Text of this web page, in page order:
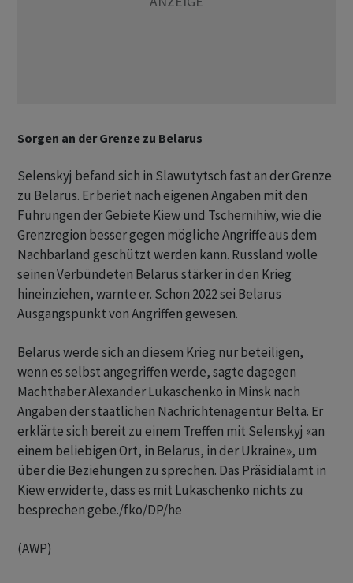
Sorgen an der Grenze zu Belarus
Selenskyj befand sich in Slawutytsch fast an der Grenze
zu Belarus. Er beriet nach eigenen Angaben mit den
Führungen der Gebiete Kiew und Tschernihiw, wie die
Grenzregion besser gegen mögliche Angriffe aus dem
Nachbarland geschützt werden kann. Russland wolle
seinen Verbündeten Belarus stärker in den Krieg
hineinziehen, warnte er. Schon 2022 sei Belarus
Ausgangspunkt von Angriffen gewesen.
Belarus werde sich an diesem Krieg nur beteiligen,
wenn es selbst angegriffen werde, sagte dagegen
Machthaber Alexander Lukaschenko in Minsk nach
Angaben der staatlichen Nachrichtenagentur Belta. Er
erklärte sich bereit zu einem Treffen mit Selenskyj «an
einem beliebigen Ort, in Belarus, in der Ukraine», um
über die Beziehungen zu sprechen. Das Präsidialamt in
Kiew erwiderte, dass es mit Lukaschenko nichts zu
besprechen gebe./fko/DP/he
(AWP)